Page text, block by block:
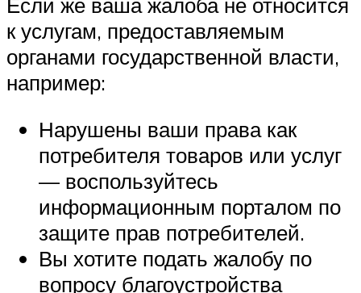
к услугам, предоставляемым
органами государственной власти,
например:
Нарушены ваши права как
потребителя товаров или услуг
— воспользуйтесь
информационным порталом по
защите прав потребителей.
Вы хотите подать жалобу по
вопросу благоустройства